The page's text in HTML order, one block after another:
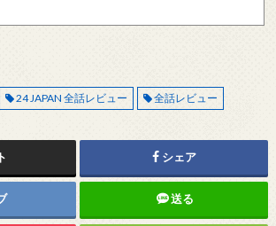
24 JAPAN 全話レビュー 全話レビュー
シェア
送る